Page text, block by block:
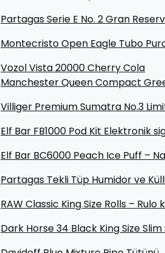
Partagas Serie E No. 2 Gran
Montecristo Open Eagle Tubo Puro
Vozol Vista 20000 Cherry Cola
Manchester Queen Compact
Villiger Premium Sumatra No.3
Elf Bar FB1000 Pod Kit Elektronik
Elf Bar BC6000 Peach Ice Puff –
Partagas Tekli Tüp Humidor ve
RAW Classic King Size Rolls – Rulo
Dark Horse 34 Black King Size Slim